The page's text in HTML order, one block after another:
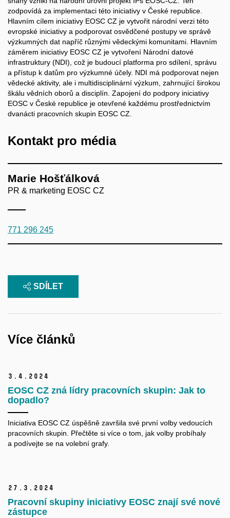
zodpovídá za implementaci této iniciativy v České republice.
Hlavním cílem iniciativy EOSC CZ je vytvořit národní verzi této
evropské iniciativy a podporovat osvědčené postupy ve správě
výzkumných dat napříč různými vědeckými komunitami. Hlavním
záměrem iniciativy EOSC CZ je vytvoření Národní datové
infrastruktury (NDI), což je budoucí platforma pro sdílení, správu
a přístup k datům pro výzkumné účely. NDI má podporovat nejen
vědecké aktivity, ale i multidisciplinární výzkum, zahrnující širokou
škálu vědních oborů a disciplín. Zapojení do podpory iniciativy
EOSC v České republice je otevřené každému prostřednictvím
dvanácti pracovních skupin EOSC CZ.
Kontakt pro média
Marie Hošťálková
PR & marketing EOSC CZ
771 296 245
SDÍLET
Více článků
3. 4. 2024
EOSC CZ zná lídry pracovních skupin: Jak to
dopadlo?
Iniciativa EOSC CZ úspěšně završila své první volby vedoucích
pracovních skupin. Přečtěte si více o tom, jak volby probíhaly
a podívejte se na volební grafy.
27. 3. 2024
Pracovní skupiny iniciativy EOSC znají své nové
zástupce